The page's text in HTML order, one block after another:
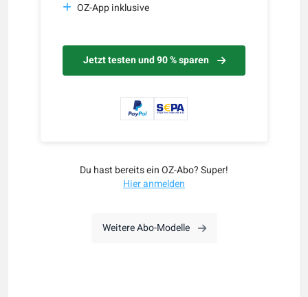
OZ-App inklusive
Jetzt testen und 90 % sparen
Du hast bereits ein OZ-Abo? Super!
Hier anmelden
Weitere Abo-Modelle